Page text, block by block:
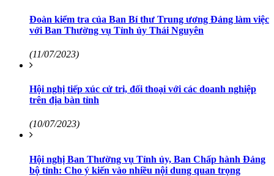
Đoàn kiểm tra của Ban Bí thư Trung ương Đảng làm việc
với Ban Thường vụ Tỉnh ủy Thái Nguyên
(11/07/2023)
Hội nghị tiếp xúc cử tri, đối thoại với các doanh nghiệp
trên địa bàn tỉnh
(10/07/2023)
Hội nghị Ban Thường vụ Tỉnh ủy, Ban Chấp hành Đảng
bộ tỉnh: Cho ý kiến vào nhiều nội dung quan trọng